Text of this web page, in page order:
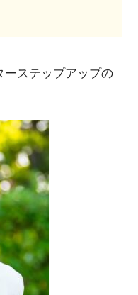
ーステップアップの